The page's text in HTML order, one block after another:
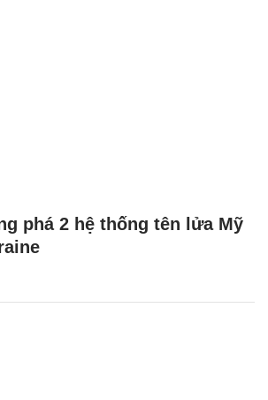
phá 2 hệ thống tên lửa Mỹ